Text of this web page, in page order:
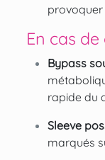
provoquer
En cas
Bypass
rapide du
Sleeve
marqués